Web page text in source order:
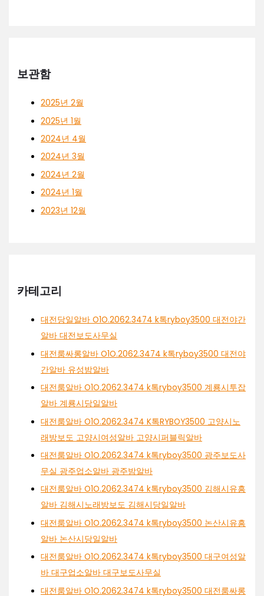
보관함
2025년 2월
2025년 1월
2024년 4월
2024년 3월
2024년 2월
2024년 1월
2023년 12월
카테고리
대전당일알바 O1O.2062.3474 k톡ryboy3500 대전야간
알바 대전보도사무실
대전룸싸롱알바 O1O.2062.3474 k톡ryboy3500 대전야
간알바 유성밤알바
대전룸알바 O1O.2062.3474 k톡ryboy3500 계룡시투잡
알바 계룡시당일알바
대전룸알바 O1O.2062.3474 K톡RYBOY3500 고양시노
래방보도 고양시여성알바 고양시퍼블릭알바
대전룸알바 O1O.2062.3474 k톡ryboy3500 광주보도사
무실 광주업소알바 광주밤알바
대전룸알바 O1O.2062.3474 k톡ryboy3500 김해시유흥
알바 김해시노래방보도 김해시당일알바
대전룸알바 O1O.2062.3474 k톡ryboy3500 논산시유흥
알바 논산시당일알바
대전룸알바 O1O.2062.3474 k톡ryboy3500 대구여성알
바 대구업소알바 대구보도사무실
대전룸알바 O1O.2062.3474 k톡ryboy3500 대전룸싸롱